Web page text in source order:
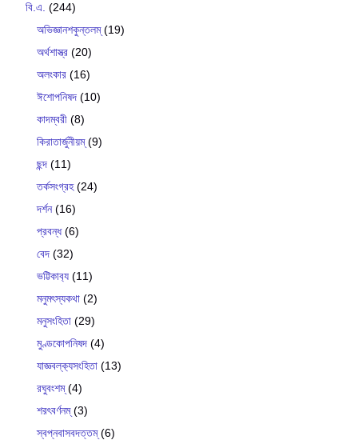
বি.এ. (244)
অভিজ্ঞানশকুন্তলম্(19)
অর্থশাস্ত্র (20)
অলংকার (16)
ঈশোপনিষদ (10)
কাদম্বরী (8)
কিরাতার্জুনীয়ম্(9)
ছন্দ (11)
তর্কসংগ্রহ(24)
দর্শন(16)
প্রবন্ধ(6)
বেদ (32)
ভট্টিকাব‍্য (11)
মনুমৎস্যকথা (2)
মনুসংহিতা (29)
মুণ্ডকোপনিষদ (4)
যাজ্ঞবল্ক‍্যসংহিতা (13)
রঘুবংশম্(4)
শরৎবর্ণনম্(3)
স্বপ্নবাসবদত্তম্(6)